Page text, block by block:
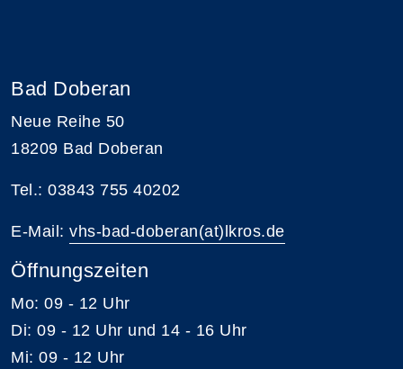
Bad Doberan
Neue Reihe 50
18209 Bad Doberan
Tel.: 03843 755 40202
E-Mail: vhs-bad-doberan(at)lkros.de
Öffnungszeiten
Mo: 09 - 12 Uhr
Di: 09 - 12 Uhr und 14 - 16 Uhr
Mi: 09 - 12 Uhr